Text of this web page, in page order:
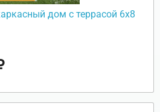
дом с террасой 6х8